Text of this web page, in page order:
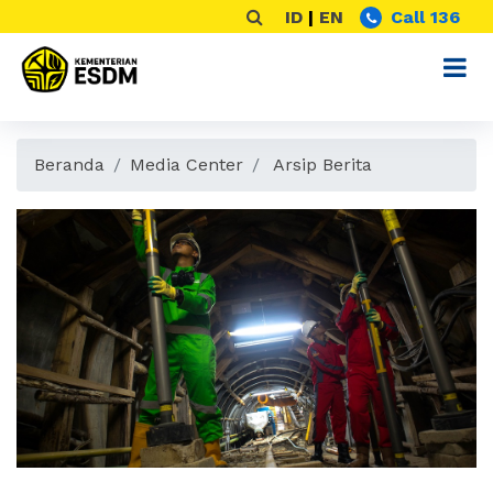
ID | EN Call 136
Beranda Media Center Arsip Berita